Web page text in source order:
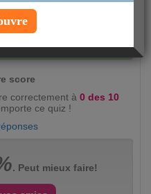
(2360)
score
correctement à 0 des 10
ce quiz !
. Peut mieux faire!